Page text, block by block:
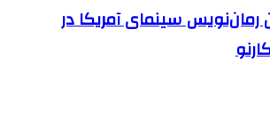
رمان‌نویس سینمای آمریکا در